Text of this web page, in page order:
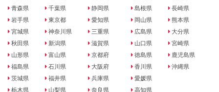
青森県
岩手県
宮城県
秋田県
山形県
福島県
茨城県
栃木県
千葉県
東京都
神奈川県
新潟県
富山県
石川県
福井県
山梨県
静岡県
愛知県
三重県
滋賀県
京都府
大阪府
兵庫県
奈良県
島根県
岡山県
広島県
山口県
徳島県
香川県
愛媛県
高知県
長崎県
熊本県
大分県
宮崎県
鹿児島県
沖縄県